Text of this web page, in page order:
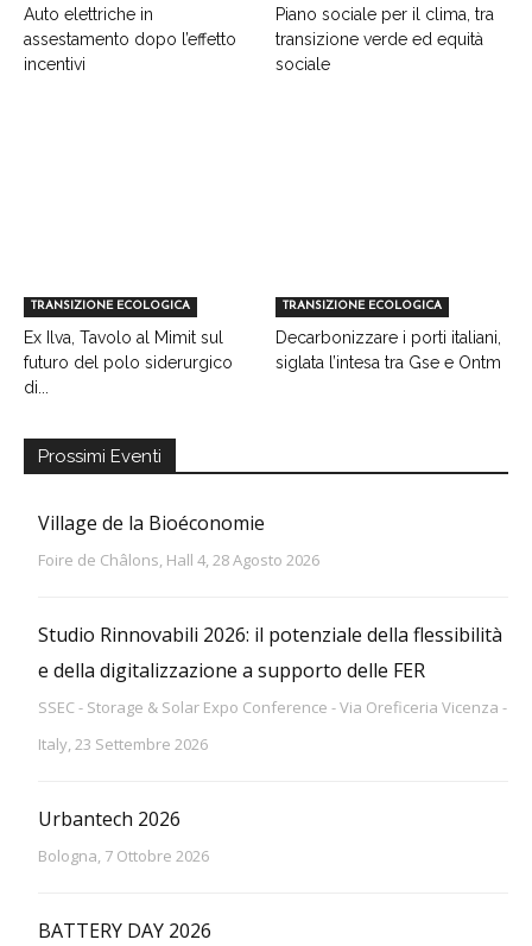
Auto elettriche in
assestamento dopo l’effetto
incentivi
Piano sociale per il clima, tra
transizione verde ed equità
sociale
TRANSIZIONE ECOLOGICA
Ex Ilva, Tavolo al Mimit sul
futuro del polo siderurgico
di...
TRANSIZIONE ECOLOGICA
Decarbonizzare i porti italiani,
siglata l’intesa tra Gse e Ontm
Prossimi Eventi
Village de la Bioéconomie
Foire de Châlons, Hall 4, 28 Agosto 2026
Studio Rinnovabili 2026: il potenziale della flessibilità
e della digitalizzazione a supporto delle FER
SSEC - Storage & Solar Expo Conference - Via Oreficeria Vicenza -
Italy, 23 Settembre 2026
Urbantech 2026
Bologna, 7 Ottobre 2026
BATTERY DAY 2026